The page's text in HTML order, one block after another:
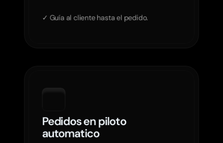
✓ Guía al cliente hasta el pedido.
Pedidos en piloto
automatico